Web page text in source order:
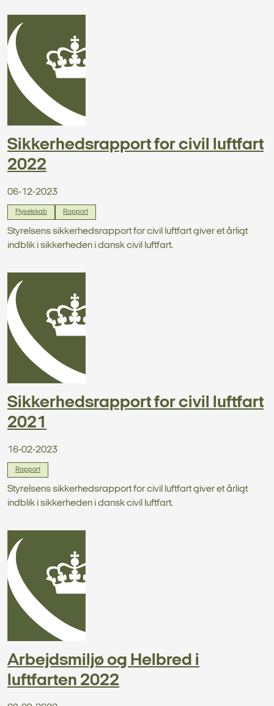
Sikkerhedsrapport for civil luftfart
2022
06-12-2023
Flyselskab Rapport
Styrelsens sikkerhedsrapport for civil luftfart giver et årligt
indblik i sikkerheden i dansk civil luftfart.
Sikkerhedsrapport for civil luftfart
2021
16-02-2023
Rapport
Styrelsens sikkerhedsrapport for civil luftfart giver et årligt
indblik i sikkerheden i dansk civil luftfart.
Arbejdsmiljø og Helbred i
luftfarten 2022